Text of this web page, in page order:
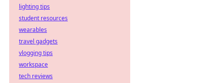
lighting tips
student resources
wearables
travel gadgets
vlogging tips
workspace
tech reviews